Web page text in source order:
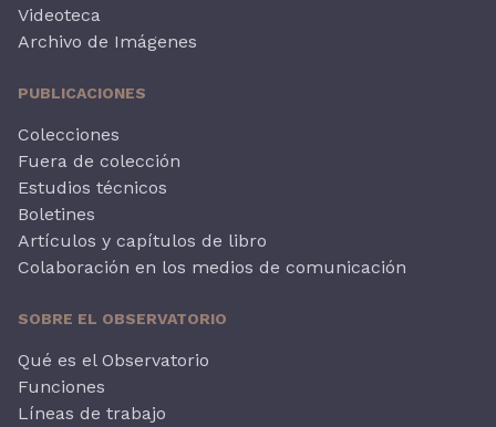
Videoteca
Archivo de Imágenes
PUBLICACIONES
Colecciones
Fuera de colección
Estudios técnicos
Boletines
Artículos y capítulos de libro
Colaboración en los medios de comunicación
SOBRE EL OBSERVATORIO
Qué es el Observatorio
Funciones
Líneas de trabajo